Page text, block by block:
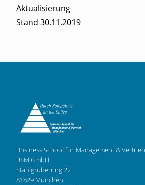
Aktualisierung
Stand 30.11.2019
Business School für Management &
BSM GmbH
Stahlgruberring 22
81829 München